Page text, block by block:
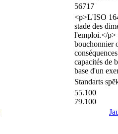
56717
<p>L'ISO
stade des
l'emploi.</p>
bouchonnier
capacités de
base d'un
Standarts
55.100
79.100